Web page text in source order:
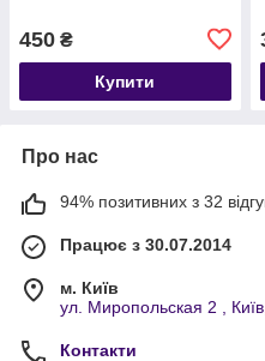
450 ₴
Купити
Про нас
94% позитивних з 32
Працює з 30.07.2014
м. Київ
ул. Миропольская 2 ,
Контакти